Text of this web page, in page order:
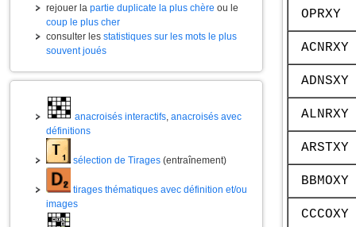
rejouer la partie duplicate la plus chère ou le
coup le plus cher
consulter les statistiques sur les mots le plus
souvent joués
anacroisés interactifs, anacroisés avec
définitions
sélection de Tirages (entraînement)
tirages thématiques avec définition et/ou
images
OPRXY
ACNRXY
ADNSXY
ALNRXY
ARSTXY
BBMOXY
CCCOXY